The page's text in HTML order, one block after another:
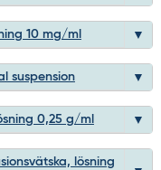
10 mg/ml
suspension
0,25 g/ml
lösning